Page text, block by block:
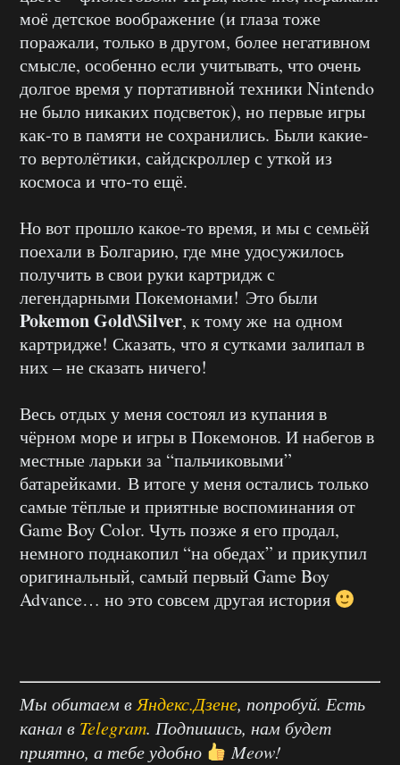
моё детское воображение (и глаза тоже
поражали, только в другом, более негативном
смысле, особенно если учитывать, что очень
долгое время у портативной техники Nintendo
не было никаких подсветок), но первые игры
как-то в памяти не сохранились. Были какие-
то вертолётики, сайдскроллер с уткой из
космоса и что-то ещё.
Но вот прошло какое-то время, и мы с семьёй
поехали в Болгарию, где мне удосужилось
получить в свои руки картридж с
легендарными Покемонами! Это были
Pokemon Gold\Silver, к тому же на одном
картридже! Сказать, что я сутками залипал в
них – не сказать ничего!
Весь отдых у меня состоял из купания в
чёрном море и игры в Покемонов. И набегов в
местные ларьки за “пальчиковыми”
батарейками. В итоге у меня остались только
самые тёплые и приятные воспоминания от
Game Boy Color. Чуть позже я его продал,
немного поднакопил “на обедах” и прикупил
оригинальный, самый первый Game Boy
Advance… но это совсем другая история
Мы обитаем в Яндекс.Дзене, попробуй. Есть
канал в Telegram. Подпишись, нам будет
приятно, а тебе удобно
Meow!